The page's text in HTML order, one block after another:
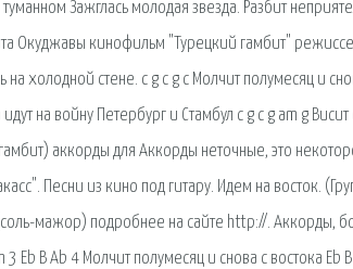
туманном Зажглась молодая звезда. Разбит
Окуджавы кинофильм "Турецкий гамбит"
на холодной стене. c g c g c Молчит полумесяц и
на войну Петербург и Стамбул c g c g am g
аккорды для Аккорды неточные, это
Песни из кино под гитару. Идем на восток.
мажор) подробнее на сайте http://. Аккорды,
3 Eb B Ab 4 Молчит полумесяц и снова с востока